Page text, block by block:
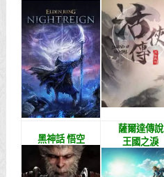
黑神話 悟空
薩爾達傳說
王國之淚